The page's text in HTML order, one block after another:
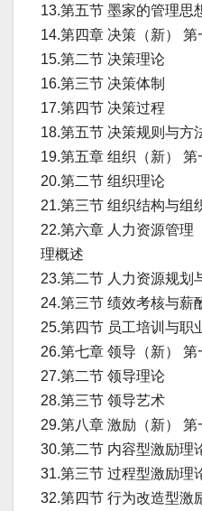
13.第五节 墨家的管理思
14.第四章 决策（新） 第
15.第二节 决策理论
16.第三节 决策体制
17.第四节 决策过程
18.第五节 决策规则与方
19.第五章 组织（新） 第
20.第二节 组织理论
21.第三节 组织结构与组
22.第六章 人力资源管理
理概述
23.第二节 人力资源规划
24.第三节 绩效考核与薪
25.第四节 员工培训与职
26.第七章 领导（新） 第
27.第二节 领导理论
28.第三节 领导艺术
29.第八章 激励（新） 第
30.第二节 内容型激励理
31.第三节 过程型激励理
32.第四节 行为改造型激